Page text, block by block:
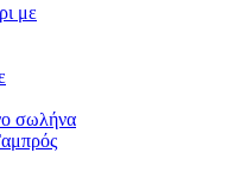
με
σωλήνα